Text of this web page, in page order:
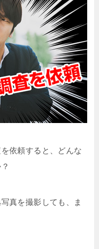
依頼すると、どんな
真を撮影しても、ま